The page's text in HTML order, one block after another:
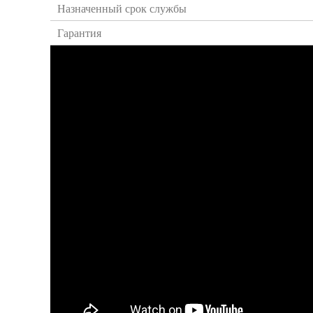
Назначенный срок службы
Гарантия